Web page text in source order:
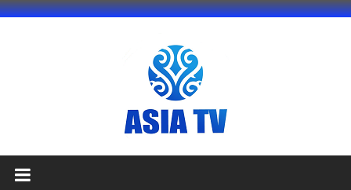
Перейти
АЗИЯ